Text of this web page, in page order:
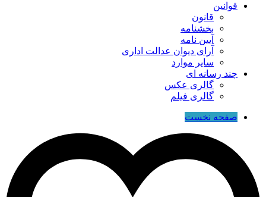
قوانین
قانون
بخشنامه
آیین نامه
آرای دیوان عدالت اداری
سایر موارد
چند رسانه ای
گالری عکس
گالری فیلم
صفحه نخست